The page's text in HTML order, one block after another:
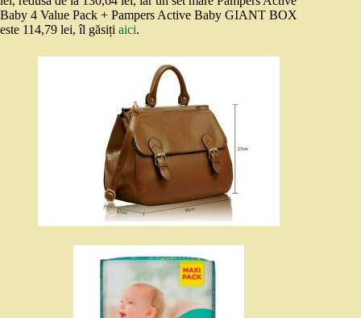
Baby 4 Value Pack + Pampers Active Baby GIANT BOX
este 114,79 lei, îl găsiți aici.